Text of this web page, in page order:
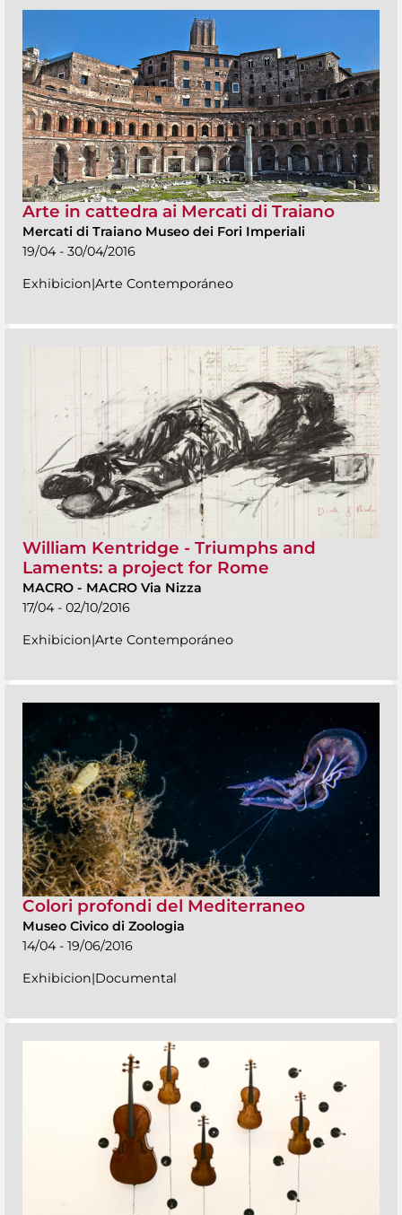
Arte in cattedra ai Mercati di Traiano
Mercati di Traiano Museo dei Fori Imperiali
19/04 - 30/04/2016
Exhibicion|Arte Contemporáneo
William Kentridge - Triumphs and
Laments: a project for Rome
MACRO - MACRO Via Nizza
17/04 - 02/10/2016
Exhibicion|Arte Contemporáneo
Colori profondi del Mediterraneo
Museo Civico di Zoologia
14/04 - 19/06/2016
Exhibicion|Documental